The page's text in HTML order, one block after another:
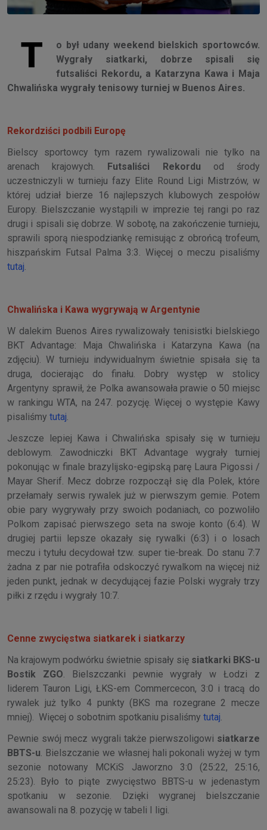
T
o był udany weekend bielskich sportowców.
Wygrały siatkarki, dobrze spisali się
futsaliści Rekordu, a Katarzyna Kawa i Maja
Chwalińska wygrały tenisowy turniej w Buenos Aires.
Rekordziści podbili Europę
Bielscy sportowcy tym razem rywalizowali nie tylko na
arenach krajowych. Futsaliści Rekordu od środy
uczestniczyli w turnieju fazy Elite Round Ligi Mistrzów, w
której udział bierze 16 najlepszych klubowych zespołów
Europy. Bielszczanie wystąpili w imprezie tej rangi po raz
drugi i spisali się dobrze. W sobotę, na zakończenie turnieju,
sprawili sporą niespodziankę remisując z obrońcą trofeum,
hiszpańskim Futsal Palma 3:3. Więcej o meczu pisaliśmy
tutaj.
Chwalińska i Kawa wygrywają w Argentynie
W dalekim Buenos Aires rywalizowały tenisistki bielskiego
BKT Advantage: Maja Chwalińska i Katarzyna Kawa (na
zdjęciu). W turnieju indywidualnym świetnie spisała się ta
druga, docierając do finału. Dobry występ w stolicy
Argentyny sprawił, że Polka awansowała prawie o 50 miejsc
w rankingu WTA, na 247. pozycję. Więcej o występie Kawy
pisaliśmy tutaj.
Jeszcze lepiej Kawa i Chwalińska spisały się w turnieju
deblowym. Zawodniczki BKT Advantage wygrały turniej
pokonując w finale brazylijsko-egipską parę Laura Pigossi /
Mayar Sherif. Mecz dobrze rozpoczął się dla Polek, które
przełamały serwis rywalek już w pierwszym gemie. Potem
obie pary wygrywały przy swoich podaniach, co pozwoliło
Polkom zapisać pierwszego seta na swoje konto (6:4). W
drugiej partii lepsze okazały się rywalki (6:3) i o losach
meczu i tytułu decydował tzw. super tie-break. Do stanu 7:7
żadna z par nie potrafiła odskoczyć rywalkom na więcej niż
jeden punkt, jednak w decydującej fazie Polski wygrały trzy
piłki z rzędu i wygrały 10:7.
Cenne zwycięstwa siatkarek i siatkarzy
Na krajowym podwórku świetnie spisały się siatkarki BKS-u
Bostik ZGO. Bielszczanki pewnie wygrały w Łodzi z
liderem Tauron Ligi, ŁKS-em Commercecon, 3:0 i tracą do
rywalek już tylko 4 punkty (BKS ma rozegrane 2 mecze
mniej). Więcej o sobotnim spotkaniu pisaliśmy tutaj.
Pewnie swój mecz wygrali także pierwszoligowi siatkarze
BBTS-u. Bielszczanie we własnej hali pokonali wyżej w tym
sezonie notowany MCKiS Jaworzno 3:0 (25:22, 25:16,
25:23). Było to piąte zwycięstwo BBTS-u w jedenastym
spotkaniu w sezonie. Dzięki wygranej bielszczanie
awansowali na 8. pozycję w tabeli I ligi.